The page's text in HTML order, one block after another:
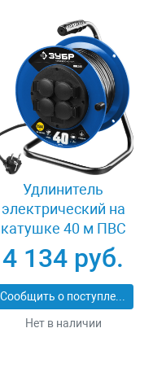
Удлинитель
электрический на
катушке 40 м ПВС
3х1.5 кв мм 4 гнезда
Зубр 55081-40
4 134 руб.
Сообщить о поступлении
Нет в наличии